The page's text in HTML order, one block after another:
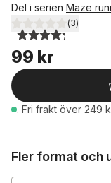
Del i serien Maze
4,3utav 5 stjärnor.
(3)
99 kr
. Fri frakt över 249
Fler format och